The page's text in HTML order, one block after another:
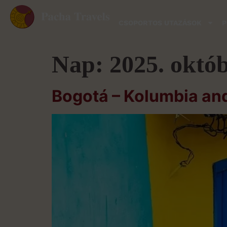
Nap: 2025.
Bogotá – Kolumbia